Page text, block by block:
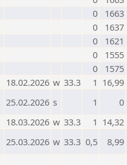
0
1663
0
1637
0
1621
0
1555
0
1575
18.02.2026 w 33.3 1 16,99
25.02.2026 s 1 0
18.03.2026 w 33.3 1 14,32
25.03.2026 w 33.3 0,5 8,99